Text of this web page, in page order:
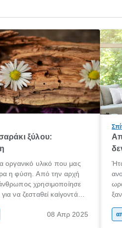
ξύλου:
οργανικό υλικό που μας
η φύση. Από την αρχή
χρησιμοποίησε
να ζεσταθεί καίγοντάς
τον βοηθούσαν στην
08 Απρ 2025